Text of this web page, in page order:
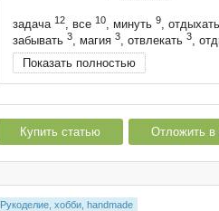
задача 12, все 10, минуть 9, отдыхать
забывать 3, магия 3, отвлекать 3,
Показать полностью
Купить статью Отложить в
Рукоделие, хобби, handmade